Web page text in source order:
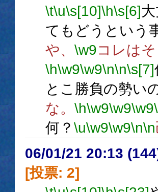
\t\u\s[10]\h\s[6]
てもどうという
や、 \w9コレは
\h\w9\w9\n\n\s[7]
とこ勝負の勢い
な。 \h\w9\w9\w9
何？ \u\w9\w9\n\n
06/01/21 20:13
[投票: 2]